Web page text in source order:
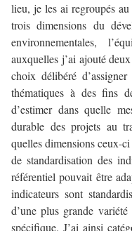
lieu, je les ai regroupés
trois dimensions du
environnementales,
auxquelles j’ai ajouté
choix délibéré
thématiques à des fins
d’estimer dans quelle
durable des projets au
quelles dimensions ceux-
de standardisation des
référentiel pouvait être
indicateurs sont
d’une plus grande
spécifique. J’ai ainsi